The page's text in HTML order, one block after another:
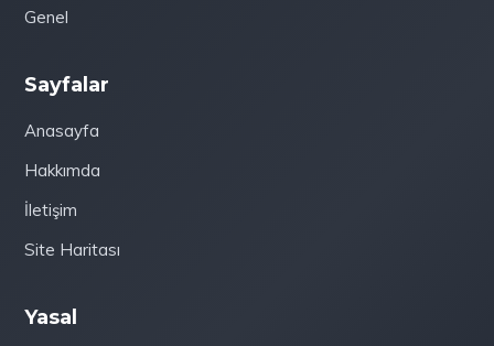
Genel
Sayfalar
Anasayfa
Hakkımda
İletişim
Site Haritası
Yasal